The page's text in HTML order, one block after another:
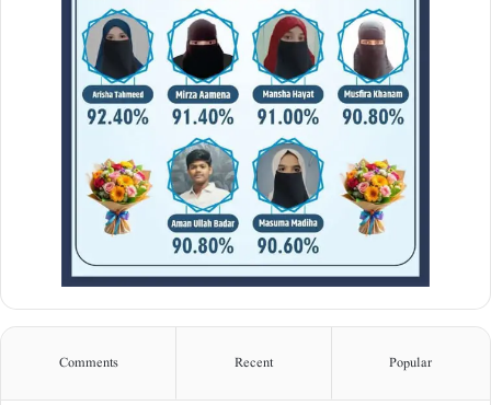
Popular
Recent
Comments